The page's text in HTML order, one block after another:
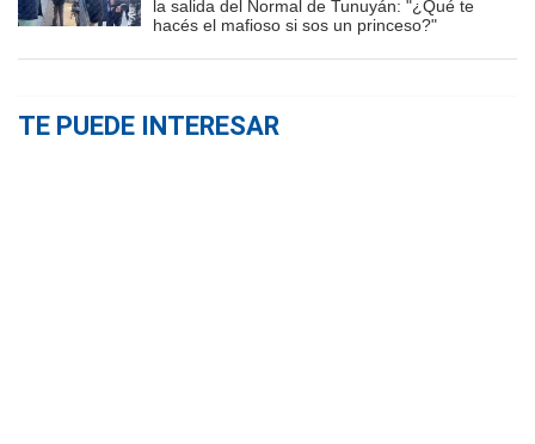
la salida del Normal de Tunuyán: "¿Qué te
hacés el mafioso si sos un princeso?"
TE PUEDE INTERESAR